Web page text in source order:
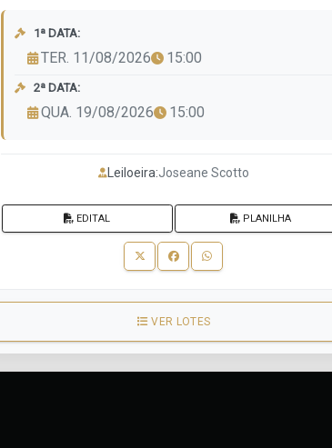
1ª DATA:
TER. 11/08/2026 15:00
2ª DATA:
QUA. 19/08/2026 15:00
Leiloeira:Joseane Scotto
EDITAL PLANILHA
VER LOTES